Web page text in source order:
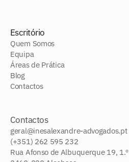
Escritório
Quem Somos
Equipa
Áreas de Prática
Blog
Contactos
Contactos
geral@inesalexandre-advogados.pt
(+351) 262 595 232
Rua Afonso de Albuquerque 19, 1.º